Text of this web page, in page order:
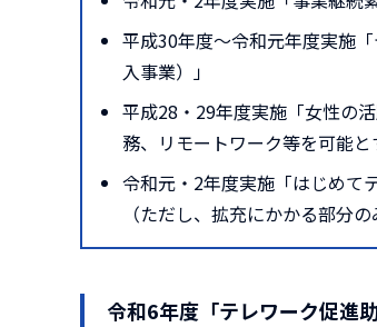
平成30年度～令和元年度実施
入事業）」
平成28・29年度実施「女性の
務、リモートワーク等を可能
令和元・2年度実施「はじめて
（ただし、拡充にかかる部分
令和6年度「テレワーク促進